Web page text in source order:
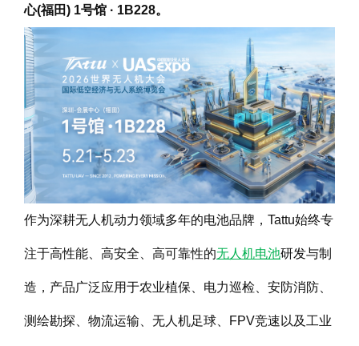
心(福田) 1号馆 · 1B228。
作为深耕无人机动力领域多年的电池品牌，Tattu始终专
注于高性能、高安全、高可靠性的无人机电池研发与制
造，产品广泛应用于农业植保、电力巡检、安防消防、
测绘勘探、物流运输、无人机足球、FPV竞速以及工业